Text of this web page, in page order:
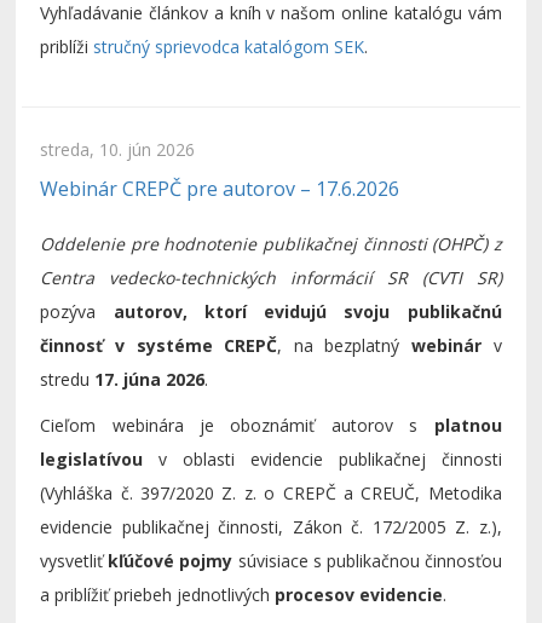
Vyhľadávanie článkov a kníh v našom online katalógu vám
priblíži stručný sprievodca katalógom SEK.
streda, 10. jún 2026
Webinár CREPČ pre autorov – 17.6.2026
Oddelenie pre hodnotenie publikačnej činnosti (OHPČ) z
Centra vedecko-technických informácií SR (CVTI SR)
pozýva autorov, ktorí evidujú svoju publikačnú
činnosť v systéme CREPČ, na bezplatný webinárv
stredu 17. júna 2026.
Cieľom webinára je oboznámiť autorov s platnou
legislatívou v oblasti evidencie publikačnej činnosti
(Vyhláška č. 397/2020 Z. z. o CREPČ a CREUČ, Metodika
evidencie publikačnej činnosti, Zákon č. 172/2005 Z. z.),
vysvetliťkľúčové pojmy súvisiace s publikačnou činnosťou
a priblížiť priebeh jednotlivých procesov evidencie.